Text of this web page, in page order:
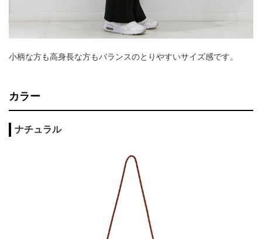
小柄な方も高身長な方もバランスのとりやすいサイズ感です。
カラー
ナチュラル